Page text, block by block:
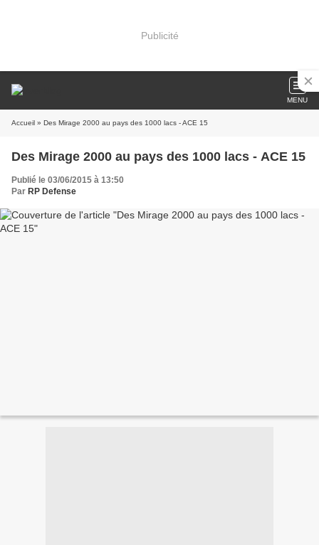
Publicité
MENU
Accueil » Des Mirage 2000 au pays des 1000 lacs - ACE 15
Des Mirage 2000 au pays des 1000 lacs - ACE 15
Publié le 03/06/2015 à 13:50
Par RP Defense